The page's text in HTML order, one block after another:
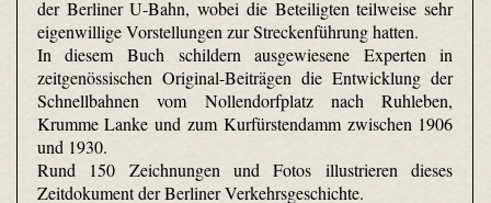
der Berliner U-Bahn, wobei die Beteiligten teilweise sehr
eigenwillige Vorstellungen zur Streckenführung hatten.
In diesem Buch schildern ausgewiesene Experten in
zeitgenössischen Original-Beiträgen die Entwicklung der
Schnellbahnen vom Nollendorfplatz nach Ruhleben,
Krumme Lanke und zum Kurfürstendamm zwischen 1906
und 1930.
Rund 150 Zeichnungen und Fotos illustrieren dieses
Zeitdokument der Berliner Verkehrsgeschichte.